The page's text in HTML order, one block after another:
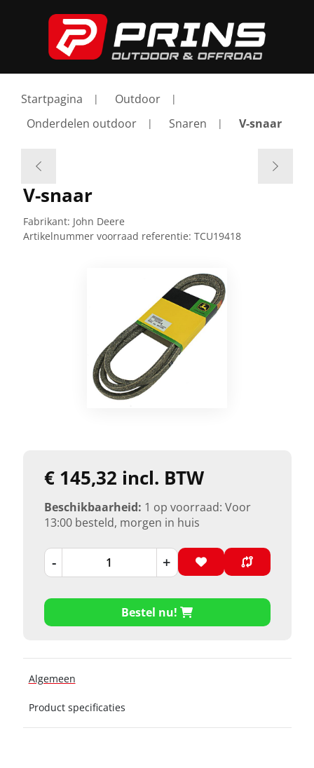
Startpagina
Outdoor
Onderdelen outdoor
Snaren V-snaar
V-snaar
Fabrikant: John Deere
Artikelnummer voorraad referentie: TCU19418
€ 145,32 incl. BTW
Beschikbaarheid: 1 op voorraad: Voor
13:00 besteld, morgen in huis
- +
Bestel nu!
Algemeen
Product specificaties